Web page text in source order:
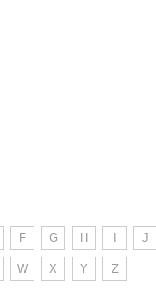
F G H J
W X Y Z